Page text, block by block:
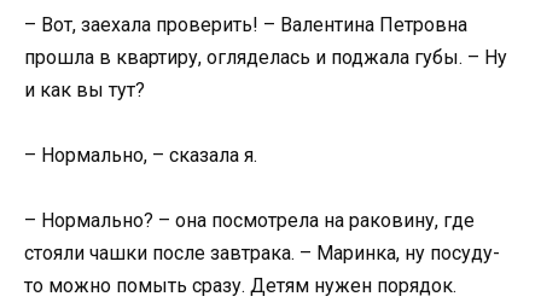
– Вот, заехала проверить! – Валентина Петровна
прошла в квартиру, огляделась и поджала губы. – Ну
и как вы тут?
– Нормально, – сказала я.
– Нормально? – она посмотрела на раковину, где
стояли чашки после завтрака. – Маринка, ну посуду-
то можно помыть сразу. Детям нужен порядок.